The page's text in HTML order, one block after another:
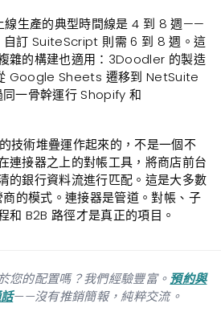
線生產的典型時間線是 4 到 8 週——
訂 SuiteScript 則需 6 到 8 週。這
雜的構建也適用：3Doodler 的製造
Google Sheets 遷移到 NetSuite
一骨幹運行 Shopify 和
技術堆疊運作起來的，不是一個不
連接器之上的對帳工具，將商店前台
的銀行資料流進行匹配。這是大多數
的模式。連接器是管道。對帳、子
和 B2B 路徑才是真正的項目。
您的配置嗎？我們經驗豐富。預約與
——沒有推銷簡報，純粹交流。